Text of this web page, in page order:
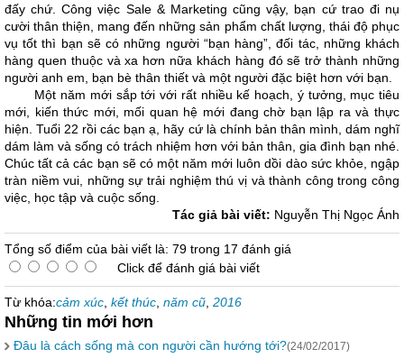
đấy chứ. Công việc Sale & Marketing cũng vậy, bạn cứ trao đi nụ
cười thân thiện, mang đến những sản phẩm chất lượng, thái độ phục
vụ tốt thì bạn sẽ có những người “bạn hàng”, đối tác, những khách
hàng quen thuộc và xa hơn nữa khách hàng đó sẽ trở thành những
người anh em, bạn bè thân thiết và một người đặc biệt hơn với bạn.
Một năm mới sắp tới với rất nhiều kế hoạch, ý tưởng, mục tiêu
mới, kiến thức mới, mối quan hệ mới đang chờ bạn lập ra và thực
hiện. Tuổi 22 rồi các bạn ạ, hãy cứ là chính bản thân mình, dám nghĩ
dám làm và sống có trách nhiệm hơn với bản thân, gia đình bạn nhé.
Chúc tất cả các bạn sẽ có một năm mới luôn dồi dào sức khỏe, ngập
tràn niềm vui, những sự trải nghiệm thú vị và thành công trong công
việc, học tập và cuộc sống.
Tác giả bài viết: Nguyễn Thị Ngọc Ánh
Tổng số điểm của bài viết là: 79 trong 17 đánh giá
Click để đánh giá bài viết
Từ khóa:cảm xúc kết thúc năm cũ 2016
Những tin mới hơn
Đâu là cách sống mà con người cần hướng tới?(24/02/2017)